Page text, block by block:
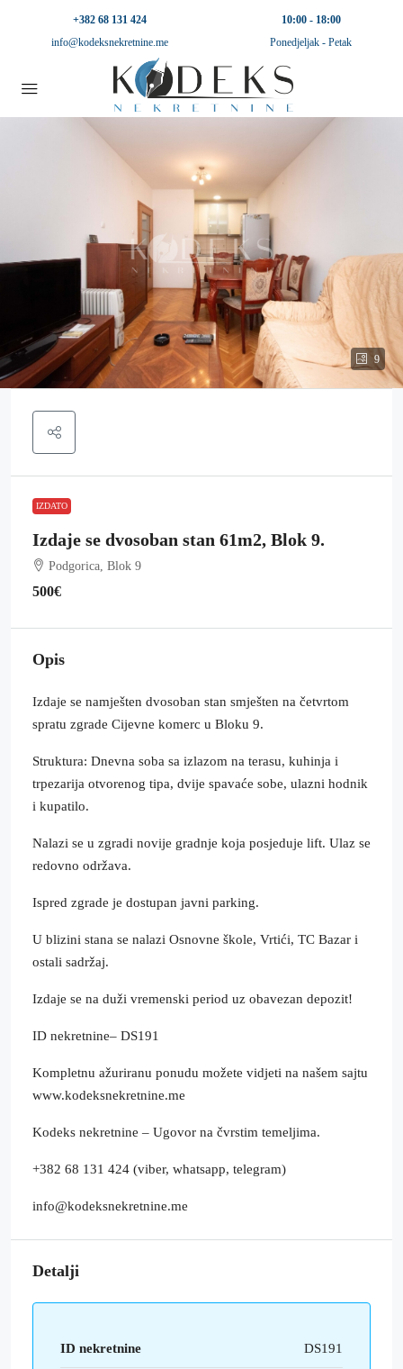
+382 68 131 424
info@kodeksnekretnine.me
10:00 - 18:00
Ponedjeljak - Petak
9
IZDATO
Izdaje se dvosoban stan 61m2, Blok 9.
Podgorica, Blok 9
500€
Opis
Izdaje se namješten dvosoban stan smješten na četvrtom
spratu zgrade Cijevne komerc u Bloku 9.
Struktura: Dnevna soba sa izlazom na terasu, kuhinja i
trpezarija otvorenog tipa, dvije spavaće sobe, ulazni hodnik
i kupatilo.
Nalazi se u zgradi novije gradnje koja posjeduje lift. Ulaz se
redovno održava.
Ispred zgrade je dostupan javni parking.
U blizini stana se nalazi Osnovne škole, Vrtići, TC Bazar i
ostali sadržaj.
Izdaje se na duži vremenski period uz obavezan depozit!
ID nekretnine– DS191
Kompletnu ažuriranu ponudu možete vidjeti na našem sajtu
www.kodeksnekretnine.me
Kodeks nekretnine – Ugovor na čvrstim temeljima.
+382 68 131 424 (viber, whatsapp, telegram)
info@kodeksnekretnine.me
Detalji
ID nekretnine DS191